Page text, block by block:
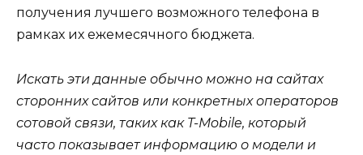
получения лучшего возможного телефона в
рамках их ежемесячного бюджета.
Искать эти данные обычно можно на сайтах
сторонних сайтов или конкретных операторов
сотовой связи, таких как T-Mobile, который
часто показывает информацию о модели и